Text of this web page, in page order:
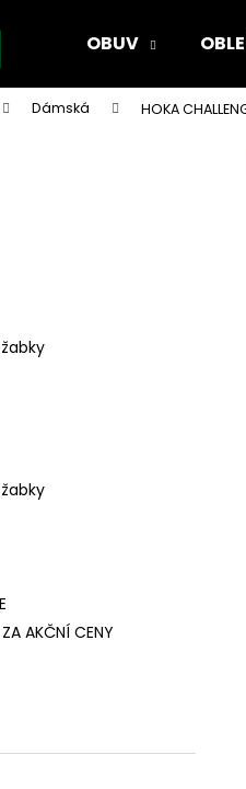
OBUV
Dámská HOKA
AKČNÍ CENY